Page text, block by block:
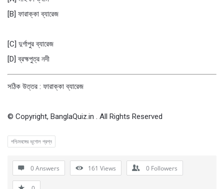
[B] ফারাক্কা ব্যারেজ
[C] দুর্গাপুর ব্যারেজ
[D] ব্রহ্মপুত্র নদী
সঠিক উত্তর : ফারাক্কা ব্যারেজ
© Copyright, BanglaQuiz.in . All Rights Reserved
পশ্চিমবঙ্গের ভূগোল প্রশ্ন
0 Answers 161 Views 0 Followers